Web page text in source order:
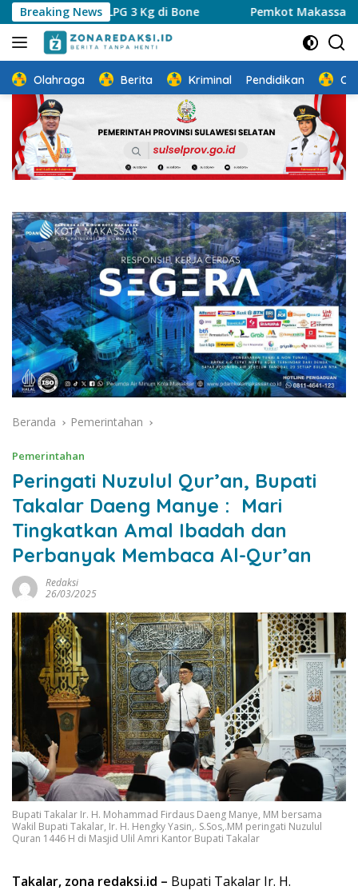
Langsung
ke
konten
Breaking News
LPG 3 Kg di Bone Pemkot Makassar Perkuat
Olahraga Berita Kriminal Pendidikan
Beranda Pemerintahan
Pemerintahan
Peringati Nuzulul Qur’an, Bupati
Takalar Daeng Manye : Mari
Tingkatkan Amal Ibadah dan
Perbanyak Membaca Al-Qur’an
Redaksi
26/03/2025
Bupati Takalar Ir. H. Mohammad Firdaus Daeng Manye, MM bersama
Wakil Bupati Takalar, Ir. H. Hengky Yasin,. S.Sos,.MM peringati Nuzulul
Quran 1446 H di Masjid Ulil Amri Kantor Bupati Takalar
Takalar, zona redaksi.id – Bupati Takalar Ir. H.